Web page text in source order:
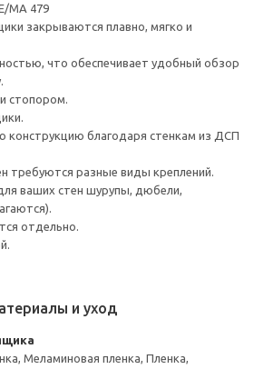
MA 479
закрываются плавно, мягко и
что обеспечивает удобный обзор
стопором.
конструкцию благодаря стенкам из ДСП
требуются разные виды креплений.
ваших стен шурупы, дюбели,
отдельно.
и уход
Меламиновая пленка, Пленка,